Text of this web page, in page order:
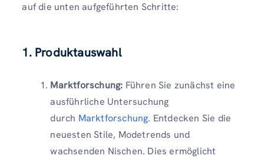
auf die unten aufgeführten Schritte:
1. Produktauswahl
Marktforschung: Führen Sie zunächst eine
ausführliche Untersuchung
durch Marktforschung. Entdecken Sie die
neuesten Stile, Modetrends und
wachsenden Nischen. Dies ermöglicht